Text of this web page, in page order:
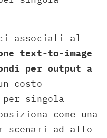
associati al
text-to-image
per output a
costo
per singola
come una
scenari ad alto